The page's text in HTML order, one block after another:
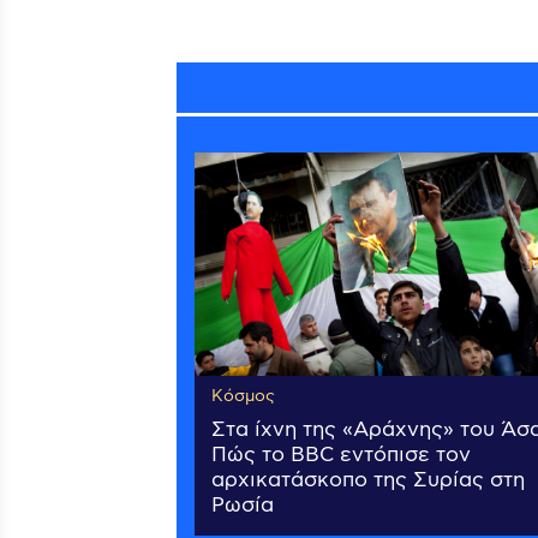
Κόσμος
Στα ίχνη της «Αράχνης» του
Πώς το BBC εντόπισε τον
αρχικατάσκοπο της Συρίας στη
Ρωσία